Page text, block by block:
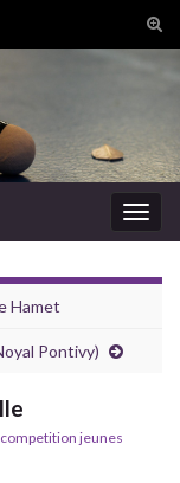
Hamet
Pontivy)
competition jeunes